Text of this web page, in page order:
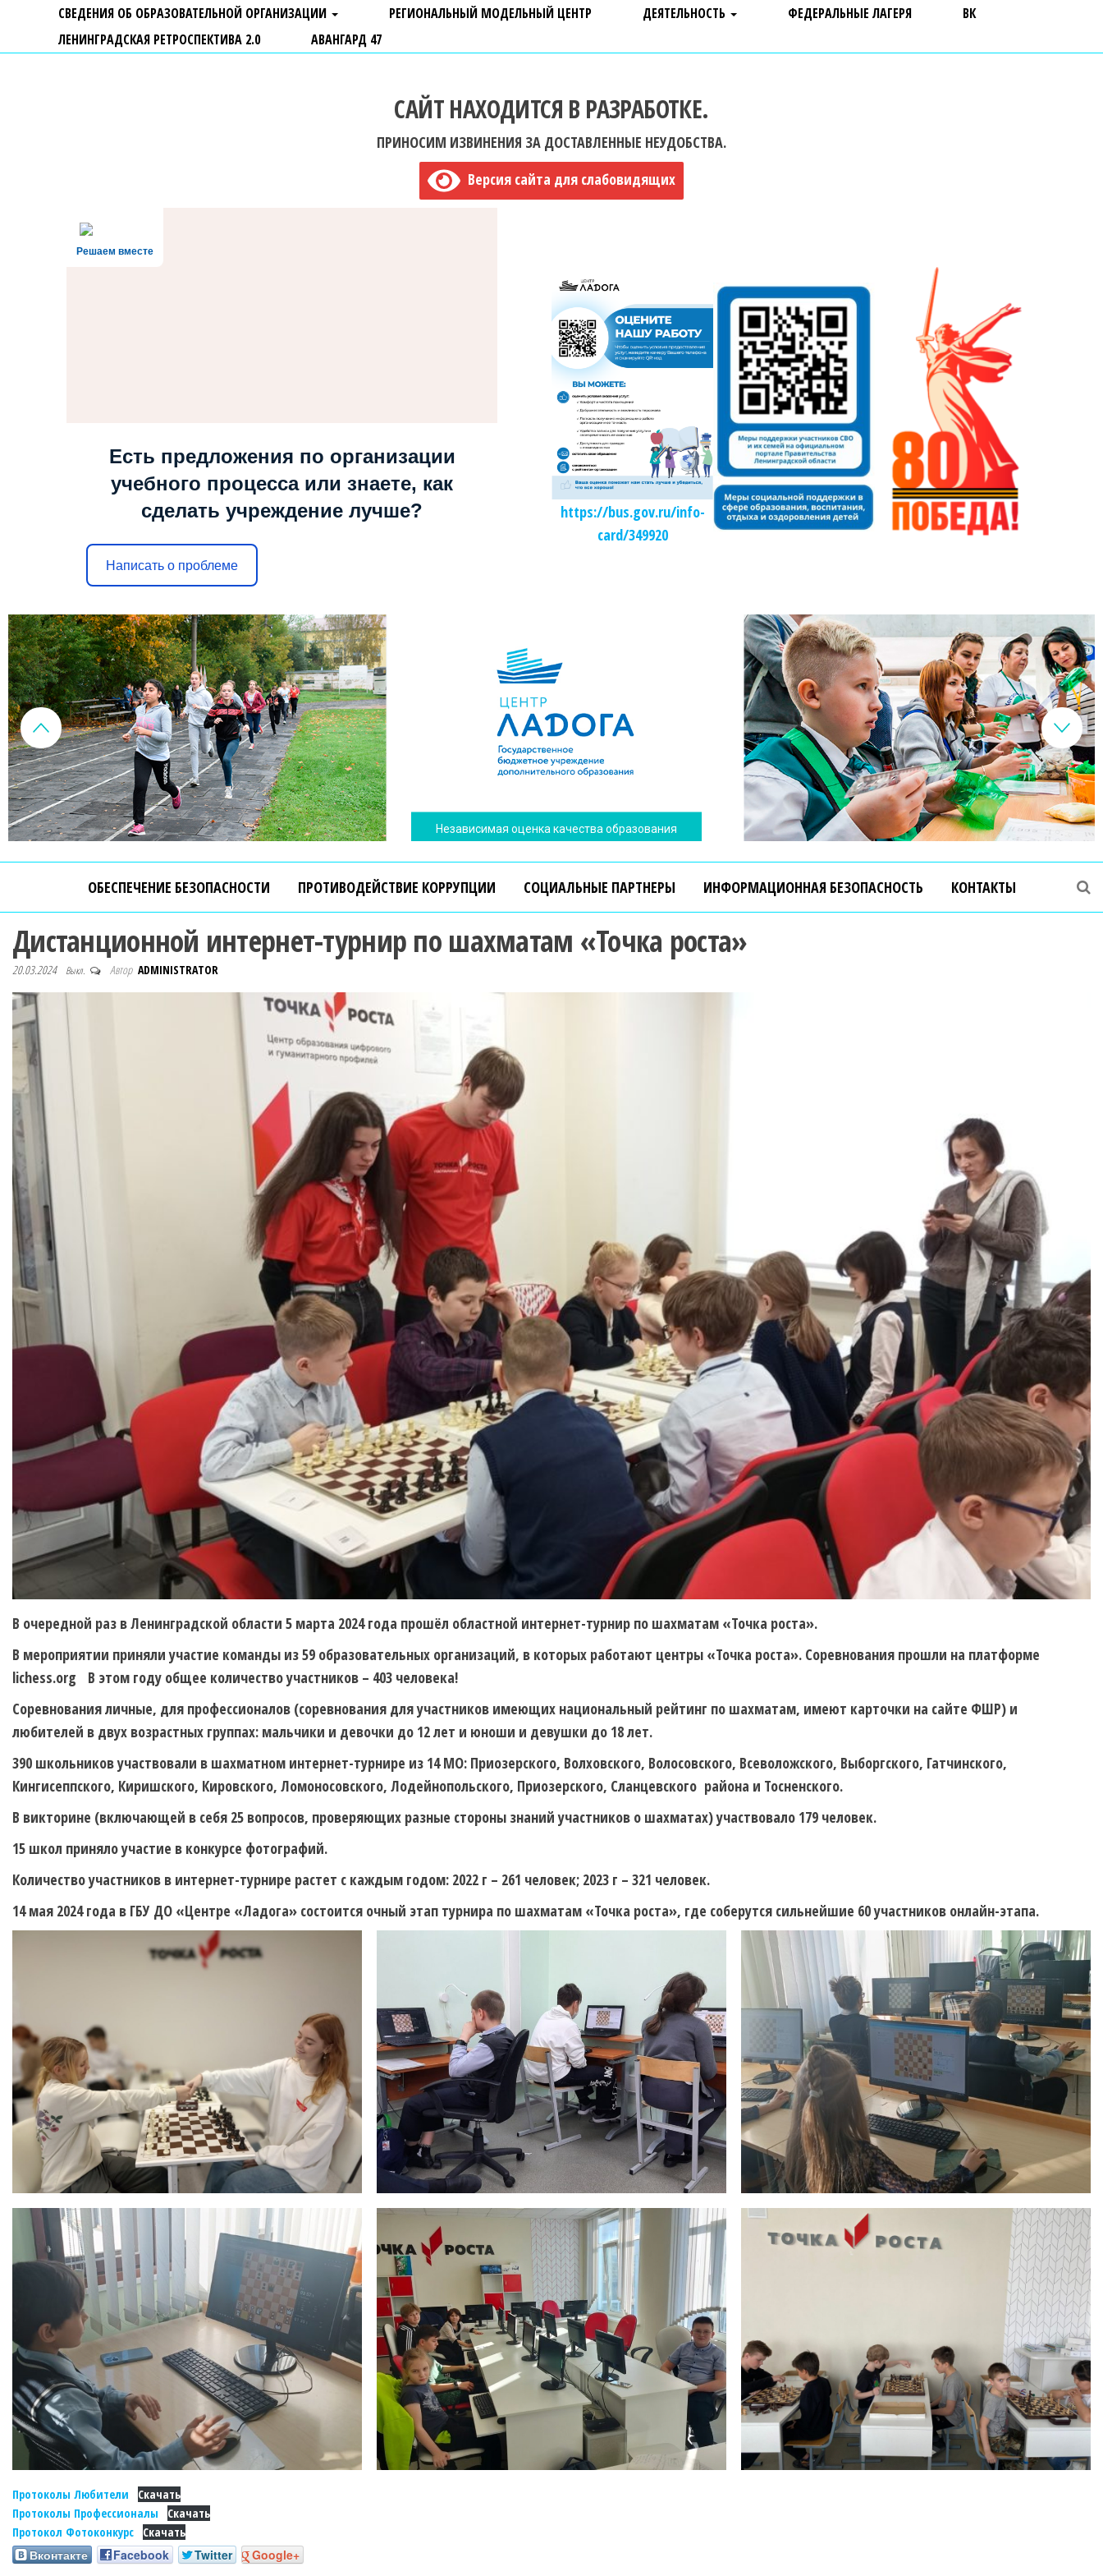
СВЕДЕНИЯ ОБ ОБРАЗОВАТЕЛЬНОЙ ОРГАНИЗАЦИИ РЕГИОНАЛЬНЫЙ МОДЕЛЬНЫЙ ЦЕНТР ДЕЯТЕЛЬНОСТЬ ФЕДЕРАЛЬНЫЕ ЛАГЕРЯ
ВК
ЛЕНИНГРАДСКАЯ РЕТРОСПЕКТИВА 2.0
АВАНГАРД 47
САЙТ НАХОДИТСЯ В РАЗРАБОТКЕ.
ПРИНОСИМ ИЗВИНЕНИЯ ЗА ДОСТАВЛЕННЫЕ НЕУДОБСТВА.
Версия сайта для слабовидящих
Решаем вместе
Есть предложения по организации
учебного процесса или знаете, как
сделать учреждение лучше?
Написать о проблеме
https://bus.gov.ru/info-
card/349920
Независимая оценка качества образования
ОБЕСПЕЧЕНИЕ БЕЗОПАСНОСТИ ПРОТИВОДЕЙСТВИЕ КОРРУПЦИИ СОЦИАЛЬНЫЕ ПАРТНЕРЫ ИНФОРМАЦИОННАЯ БЕЗОПАСНОСТЬ КОНТАКТЫ
Дистанционной интернет-турнир по шахматам «Точка роста»
20.03.2024 Выкл. Автор ADMINISTRATOR
В очередной раз в Ленинградской области 5 марта 2024 года прошёл областной интернет-турнир по шахматам «Точка роста».
В мероприятии приняли участие команды из 59 образовательных организаций, в которых работают центры «Точка роста». Соревнования прошли на платформе
lichess.org В этом году общее количество участников – 403 человека!
Соревнования личные, для профессионалов (соревнования для участников имеющих национальный рейтинг по шахматам, имеют карточки на сайте ФШР) и
любителей в двух возрастных группах: мальчики и девочки до 12 лет и юноши и девушки до 18 лет.
390 школьников участвовали в шахматном интернет-турнире из 14 МО: Приозерского, Волховского, Волосовского, Всеволожского, Выборгского, Гатчинского,
Кингисеппского, Киришского, Кировского, Ломоносовского, Лодейнопольского, Приозерского, Сланцевского района и Тосненского.
В викторине (включающей в себя 25 вопросов, проверяющих разные стороны знаний участников о шахматах) участвовало 179 человек.
15 школ приняло участие в конкурсе фотографий.
Количество участников в интернет-турнире растет с каждым годом: 2022 г – 261 человек; 2023 г – 321 человек.
14 мая 2024 года в ГБУ ДО «Центре «Ладога» состоится очный этап турнира по шахматам «Точка роста», где соберутся сильнейшие 60 участников онлайн-этапа.
Протоколы Любители
Скачать
Протоколы Профессионалы
Скачать
Протокол Фотоконкурс
Скачать
Вконтакте Facebook Twitter Google+